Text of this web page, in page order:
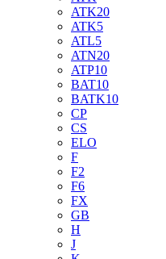
ATK20
ATK5
ATL5
ATN20
ATP10
BAT10
BATK10
CP
CS
ELO
F
F2
F6
FX
GB
H
J